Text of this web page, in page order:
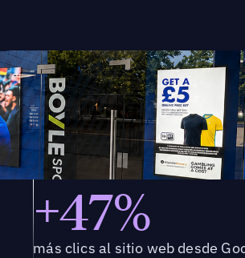
+47%
más clics al sitio web desde